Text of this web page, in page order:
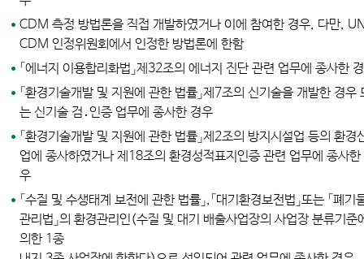
CDM 측정 방법론을 직접 개발하였거나 이에 참여한 경우, 다만,
CDM 인정위원회에서 인정한 방법론에 한함
「에너지 이용합리화법」제32조의 에너지 진단 관련 업무에 종사한
「환경기술개발 및 지원에 관한 법률」제7조의 신기술을 개발한 경우
는 신기술 검․인증 업무에 종사한 경우
「환경기술개발 및 지원에 관한 법률」제2조의 방지시설업 등의 환경
업에 종사하였거나 제18조의 환경성적표지인증 관련 업무에 종사한
우
「수질 및 수생태계 보전에 관한 법률」,「대기환경보전법」또는 「폐기
관리법」의 환경관리인(수질 및 대기 배출사업장의 사업장 분류기준
의한 1종